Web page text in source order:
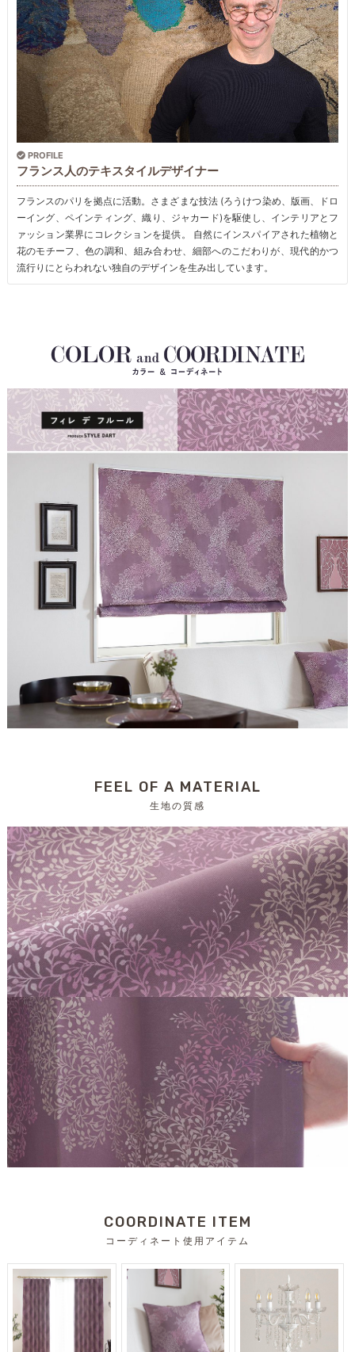
PROFILE
フランス人のテキスタイルデザイナー
フランスのパリを拠点に活動。さまざまな技法 (ろうけつ染め、版画、ドロ
ーイング、ペインティング、織り、ジャカード)を駆使し、インテリアとフ
ァッション業界にコレクションを提供。 自然にインスパイアされた植物と
花のモチーフ、色の調和、組み合わせ、細部へのこだわりが、現代的かつ
流行りにとらわれない独自のデザインを生み出しています。
FEEL OF A MATERIAL
生地の質感
COORDINATE ITEM
コーディネート使用アイテム